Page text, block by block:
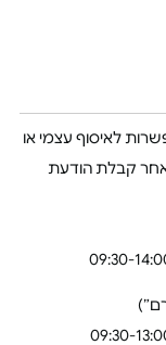
לאיסוף עצמי או
קבלת הודעת